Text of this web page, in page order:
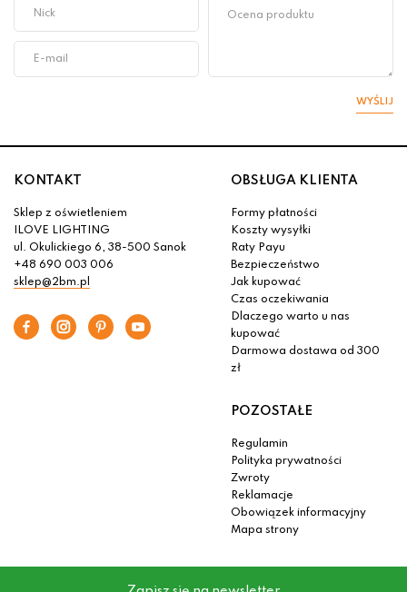
WYŚLIJ
KONTAKT
Sklep z oświetleniem
ILOVE LIGHTING
ul. Okulickiego 6, 38-500 Sanok
+48 690 003 006
sklep@2bm.pl
OBSŁUGA KLIENTA
Formy płatności
Koszty wysyłki
Raty Payu
Bezpieczeństwo
Jak kupować
Czas oczekiwania
Dlaczego warto u nas
kupować
Darmowa dostawa od 300
zł
POZOSTAŁE
Regulamin
Polityka prywatności
Zwroty
Reklamacje
Obowiązek informacyjny
Mapa strony